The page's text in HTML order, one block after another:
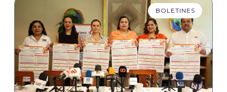
BOLETINES